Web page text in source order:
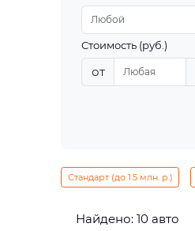
Стоимость (руб.)
от
Стандарт (до 1.5 млн. р.)
Найдено: 10 авто